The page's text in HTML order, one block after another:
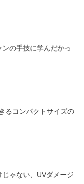
ンの手技に学んだかっ
るコンパクトサイズの
ゃない、UVダメージ